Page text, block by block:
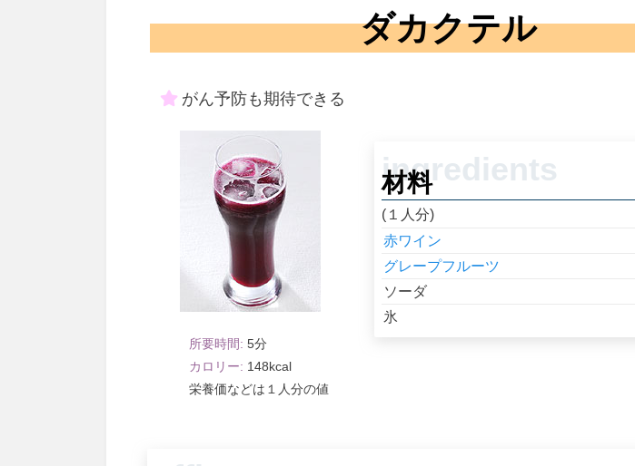
ダカクテル
がん予防も期待できる
5
148
１人分
材料
(１人分)
赤ワイン
グレープフルーツ
ソーダ
氷